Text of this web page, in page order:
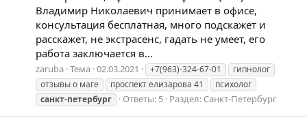
Владимир Николаевич принимает в офисе,
консультация бесплатная, много подскажет и
расскажет, не экстрасенс, гадать не умеет, его
работа заключается в...
zaruba Тема 02.03.2021 +7(963)-324-67-01
гипнолог
отзывы о маге
проспект елизарова 41
психолог
санкт-петербург
Ответы: 5 Раздел: Санкт-Петербург